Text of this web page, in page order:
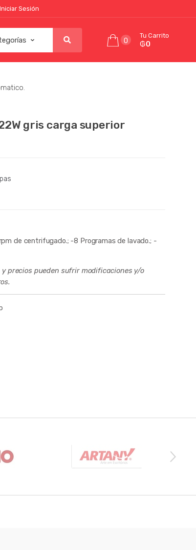
Sesión
0
Tu Carrito
₲0
gris carga superior
de centrifugado.; -8 Programas de lavado.; -
precios pueden sufrir modificaciones y/o